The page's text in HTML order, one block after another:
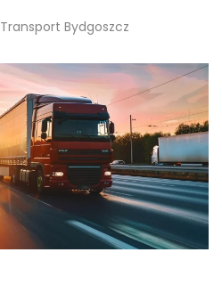
Transport Bydgoszcz